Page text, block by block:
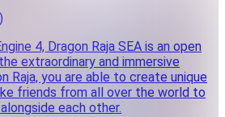
4, Dragon Raja SEA is an open
extraordinary and immersive
Raja, you are able to create unique
friends from all over the world to
each other.